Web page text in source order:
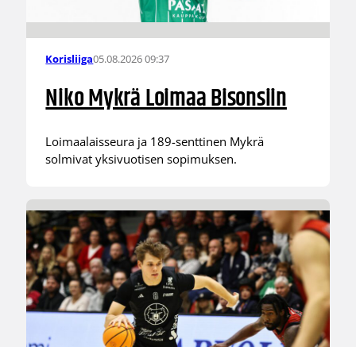
Korisliiga05.08.2026 09:37
Niko Mykrä Loimaa Bisonsiin
Loimaalaisseura ja 189-senttinen Mykrä
solmivat yksivuotisen sopimuksen.